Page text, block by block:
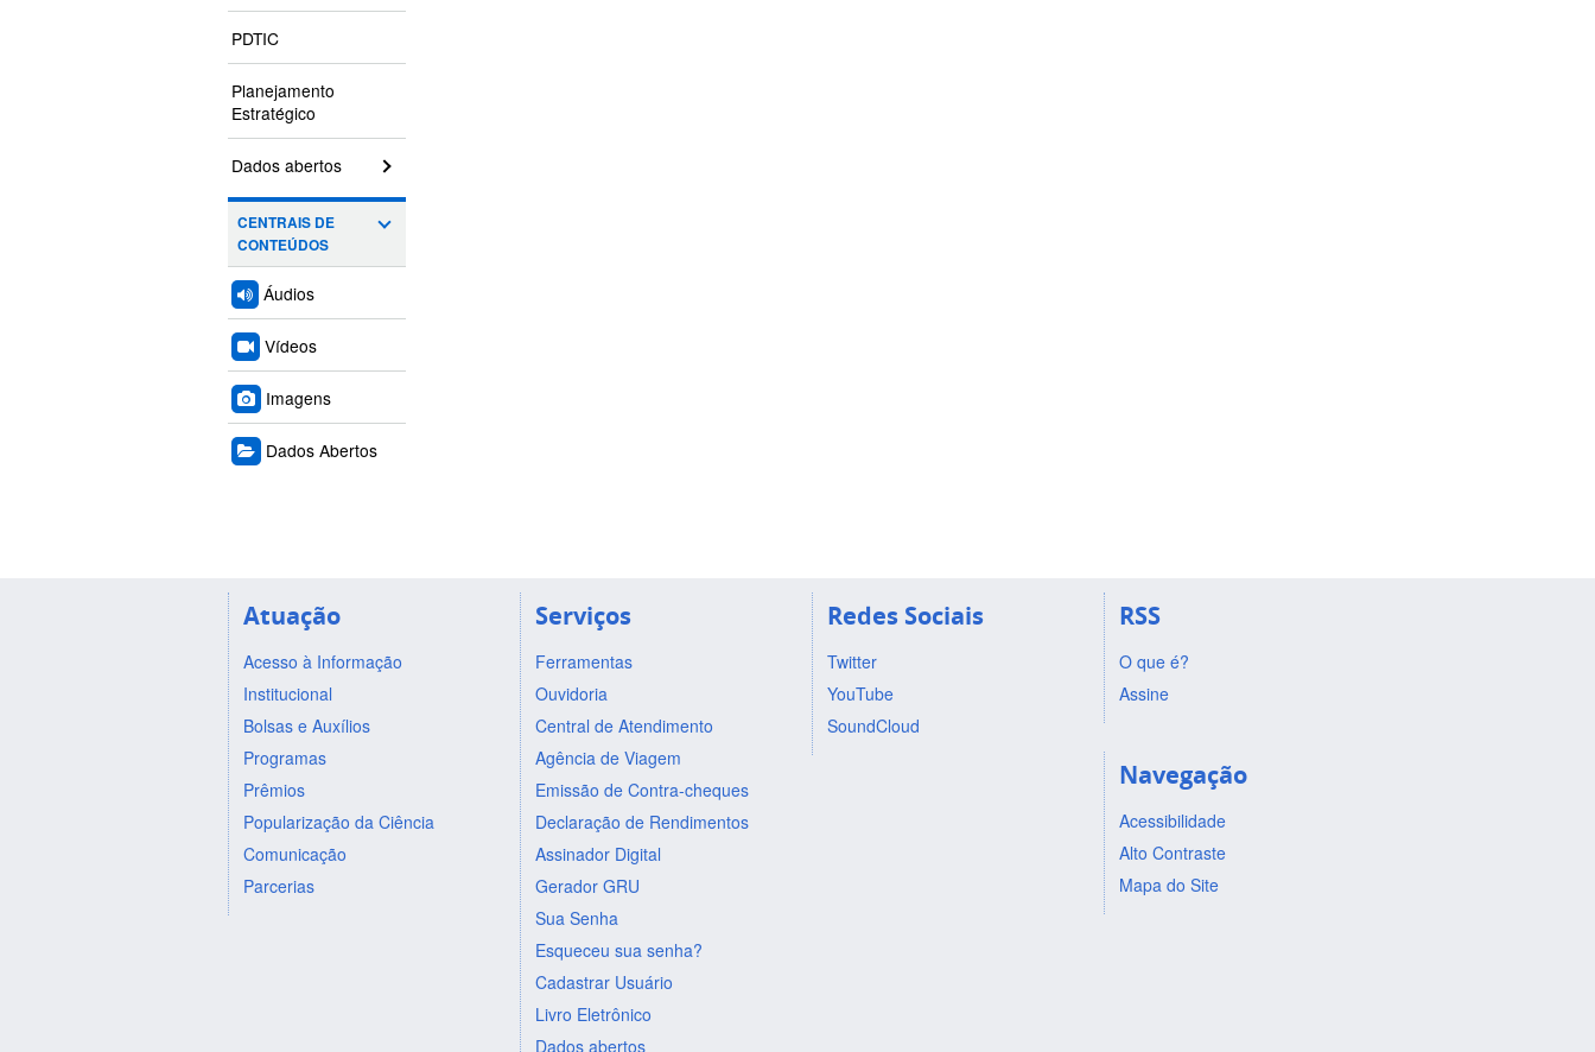
PDTIC
Planejamento
Estratégico
Dados abertos
CENTRAIS DE
CONTEÚDOS
Áudios
Vídeos
Imagens
Dados Abertos
Atuação
Acesso à Informação
Institucional
Bolsas e Auxílios
Programas
Prêmios
Popularização da Ciência
Comunicação
Parcerias
Serviços
Ferramentas
Ouvidoria
Central de Atendimento
Agência de Viagem
Emissão de Contra-cheques
Declaração de Rendimentos
Assinador Digital
Gerador GRU
Sua Senha
Esqueceu sua senha?
Cadastrar Usuário
Livro Eletrônico
Dados abertos
Redes Sociais
Twitter
YouTube
SoundCloud
RSS
O que é?
Assine
Navegação
Acessibilidade
Alto Contraste
Mapa do Site